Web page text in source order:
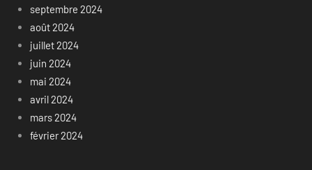
septembre 2024
août 2024
juillet 2024
juin 2024
mai 2024
avril 2024
mars 2024
février 2024